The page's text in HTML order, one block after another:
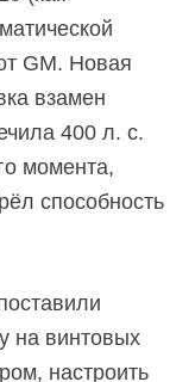
GM. Новая
взамен
400 л. с.
момента,
способность
на винтовых
настроить